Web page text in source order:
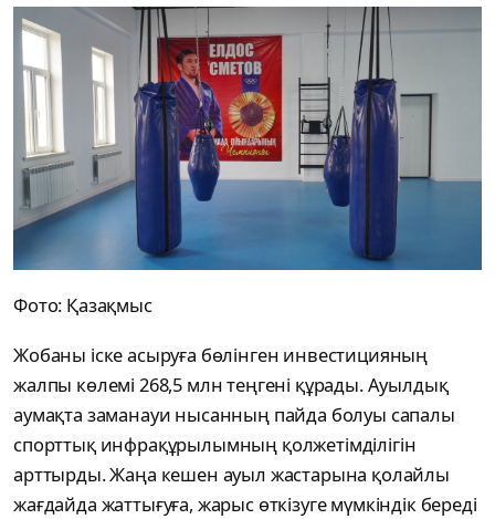
Фото: Қазақмыс
Жобаны іске асыруға бөлінген инвестицияның
жалпы көлемі 268,5 млн теңгені құрады. Ауылдық
аумақта заманауи нысанның пайда болуы сапалы
спорттық инфрақұрылымның қолжетімділігін
арттырды. Жаңа кешен ауыл жастарына қолайлы
жағдайда жаттығуға, жарыс өткізуге мүмкіндік береді